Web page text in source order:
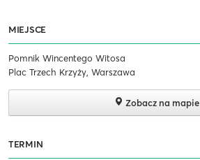
MIEJSCE
Pomnik Wincentego Witosa
Plac Trzech Krzyży, Warszawa
Zobacz na mapie
TERMIN